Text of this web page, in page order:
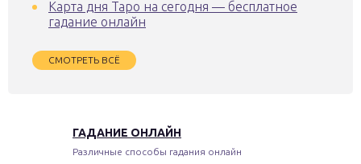
Карта дня Таро на сегодня — бесплатное
гадание онлайн
СМОТРЕТЬ ВСЁ
ГАДАНИЕ ОНЛАЙН
Различные способы гадания онлайн